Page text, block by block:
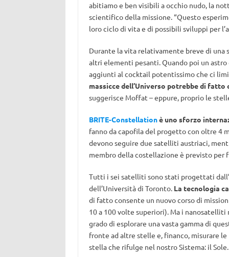
abitiamo e ben visibili a occhio nudo, la
scientifico della missione. “Questo
loro ciclo di vita e di possibili sviluppi per
Durante la vita relativamente breve di una
altri elementi pesanti. Quando poi un
aggiunti al cocktail potentissimo che ci
massicce dell’Universo potrebbe di
suggerisce Moffat – eppure, proprio le
BRITE-Constellationè uno sforzo
fanno da capofila del progetto con oltre 4
devono seguire due satelliti austriaci,
membro della costellazione è previsto per
Tutti i sei satelliti sono stati progettati
dell’Università di Toronto. La tecnologia
di fatto consente un nuovo corso di
10 a 100 volte superiori). Ma i nanosatelliti
grado di esplorare una vasta gamma di
fronte ad altre stelle e, financo, misurare
stella che rifulge nel nostro Sistema: il Sole.